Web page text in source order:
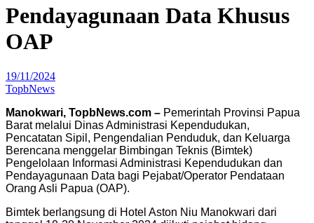
Pendayagunaan Data Khusus
OAP
19/11/2024
TopbNews
Manokwari, TopbNews.com – Pemerintah Provinsi Papua
Barat melalui Dinas Administrasi Kependudukan,
Pencatatan Sipil, Pengendalian Penduduk, dan Keluarga
Berencana menggelar Bimbingan Teknis (Bimtek)
Pengelolaan Informasi Administrasi Kependudukan dan
Pendayagunaan Data bagi Pejabat/Operator Pendataan
Orang Asli Papua (OAP).
Bimtek berlangsung di Hotel Aston Niu Manokwari dari